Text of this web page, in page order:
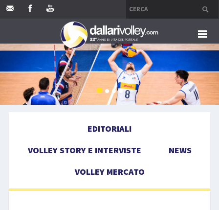
HOME
EDITORIALI
VOLLEY MERCATO
COMPETIZIONI
EDITORIALI
VOLLEY STORY E INTERVISTE
NEWS
VOLLEY MERCATO